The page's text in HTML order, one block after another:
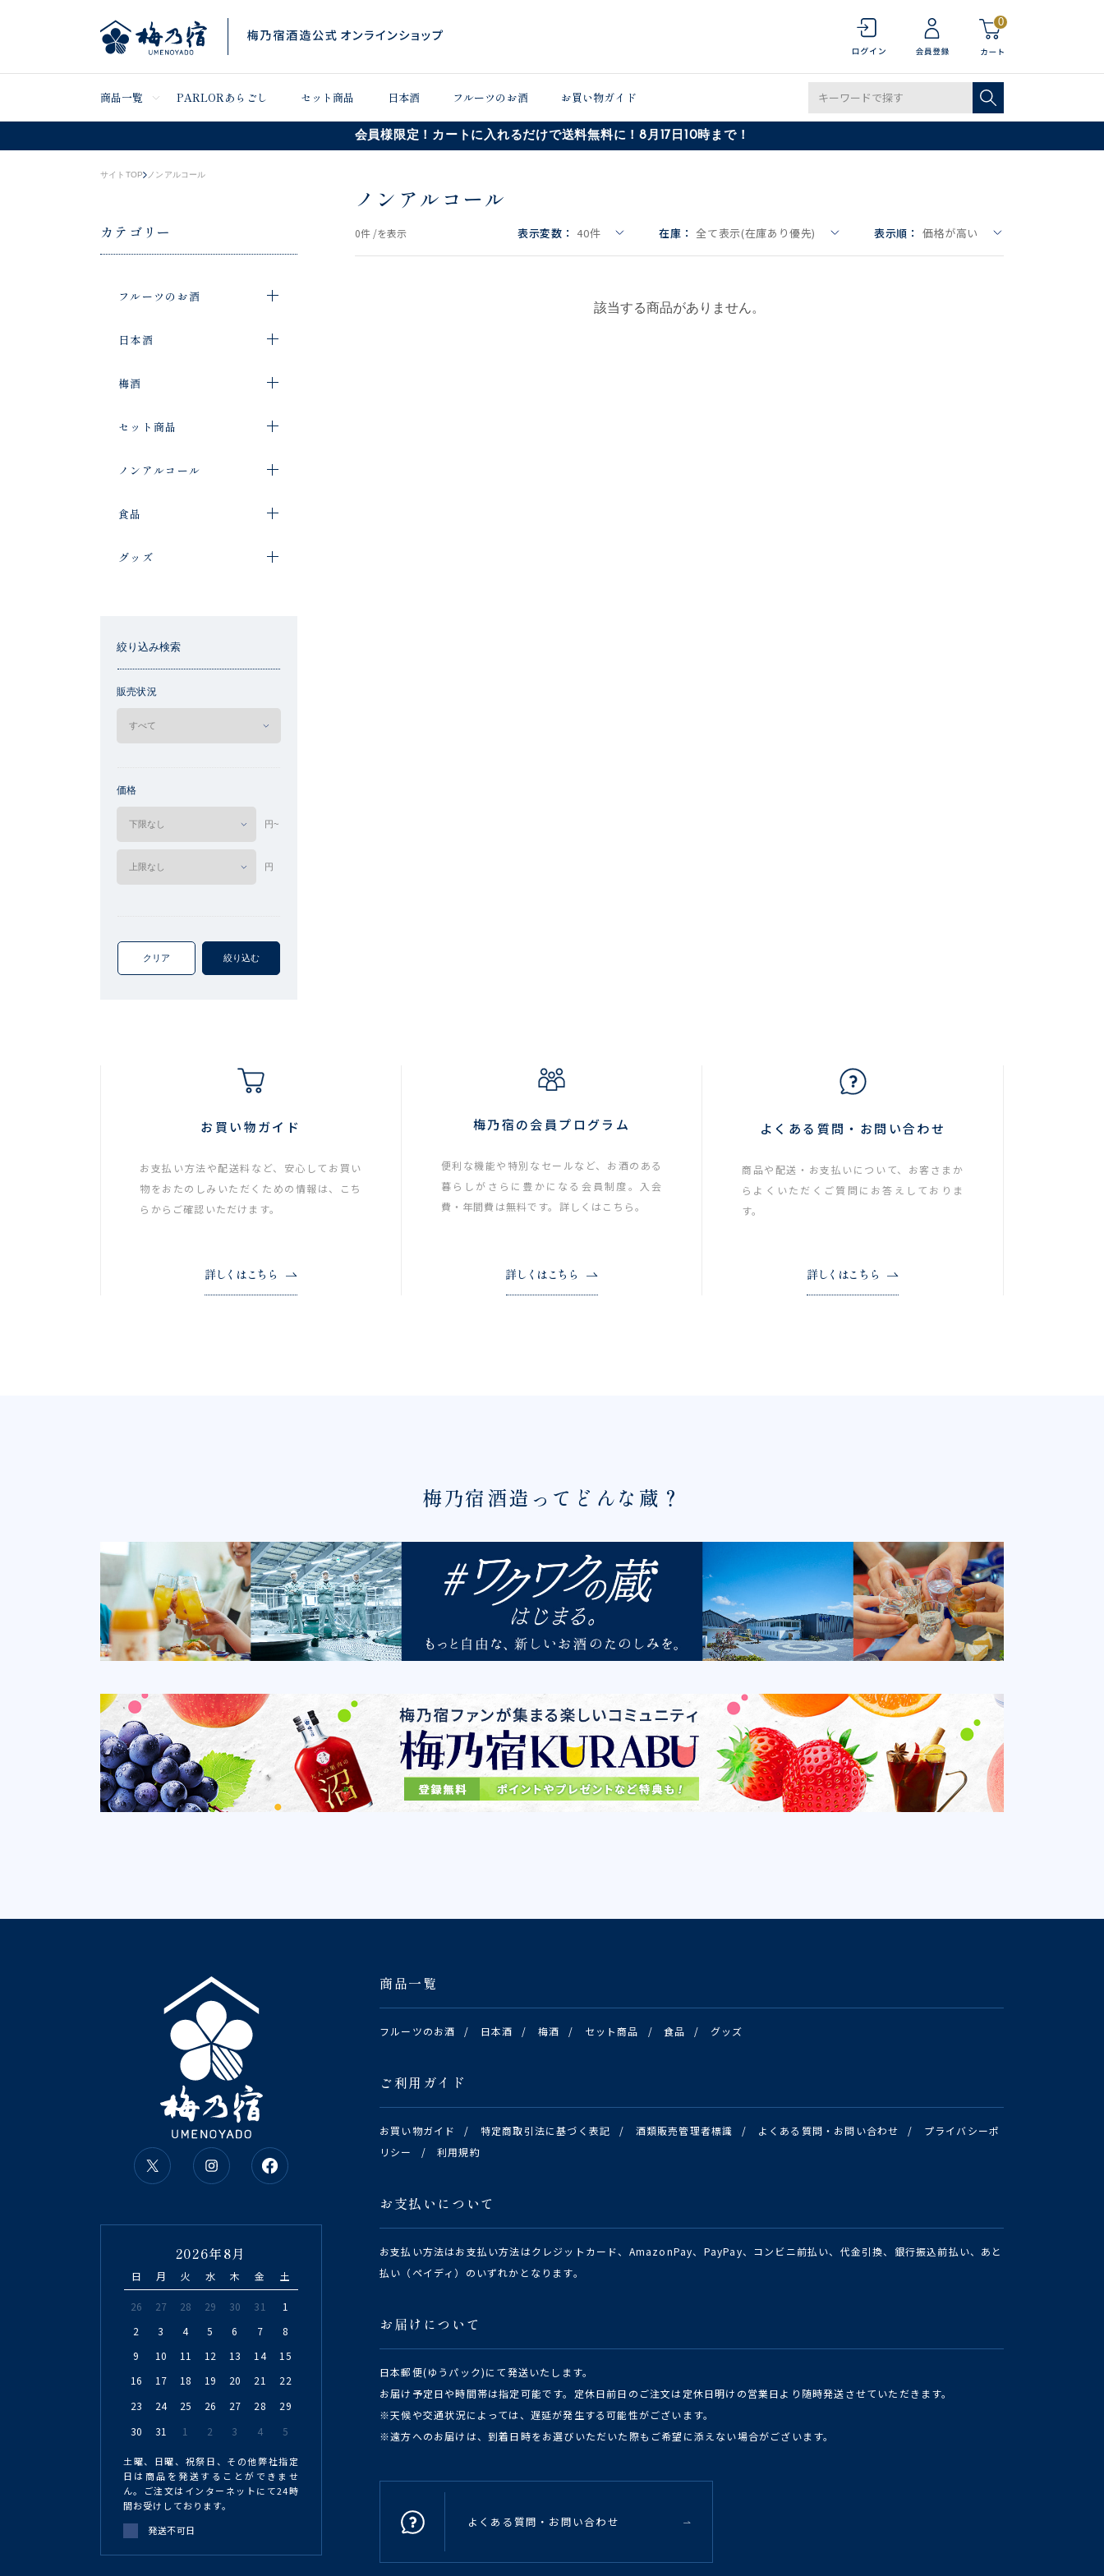
0
商品一覧 PARLORあらごし セット商品 日本酒 フルーツのお酒 お買い物ガイド
会員様限定！カートに入れるだけで送料無料に！8月17日10時まで！
サイトTOP ノンアルコール
カテゴリー
フルーツのお酒
日本酒
梅酒
セット商品
ノンアルコール
食品
グッズ
絞り込み検索
販売状況
価格
円~
円
クリア 絞り込む
ノンアルコール
0件 /を表示 表示変数： 40件 在庫： 全て表示(在庫あり優先) 表示順： 価格が高い
該当する商品がありません。
お買い物ガイド
お支払い方法や配送料など、安心してお買い
物をおたのしみいただくための情報は、こち
らからご確認いただけます。
詳しくはこちら
梅乃宿の会員プログラム
便利な機能や特別なセールなど、お酒のある
暮らしがさらに豊かになる会員制度。入会
費・年間費は無料です。詳しくはこちら。
詳しくはこちら
よくある質問・お問い合わせ
商品や配送・お支払いについて、お客さまか
らよくいただくご質問にお答えしておりま
す。
詳しくはこちら
梅乃宿酒造ってどんな蔵？
商品一覧
フルーツのお酒 / 日本酒 / 梅酒 / セット商品 / 食品 / グッズ
ご利用ガイド
お買い物ガイド / 特定商取引法に基づく表記 / 酒類販売管理者標識 / よくある質問・お問い合わせ /
プライバシーポ
リシー
/ 利用規約
お支払いについて
お支払い方法はお支払い方法はクレジットカード、AmazonPay、PayPay、コンビニ前払い、代金引換、銀行振込前払い、あと
払い（ペイディ）のいずれかとなります。
お届けについて
日本郵便(ゆうパック)にて発送いたします。
お届け予定日や時間帯は指定可能です。定休日前日のご注文は定休日明けの営業日より随時発送させていただきます。
※天候や交通状況によっては、遅延が発生する可能性がございます。
※遠方へのお届けは、到着日時をお選びいただいた際もご希望に添えない場合がございます。
よくある質問・お問い合わせ
2026年8月
日 月 火 水 木 金 土
26 27 28 29 30 31
1
2
3 4 5 6 7
8
9
10 11 12 13 14
15
16
17 18 19 20 21
22
23
24 25 26 27 28
29
30
31 1 2 3 4 5
土曜、日曜、祝祭日、その他弊社指定
日は商品を発送することができませ
ん。ご注文はインターネットにて24時
間お受けしております。
発送不可日